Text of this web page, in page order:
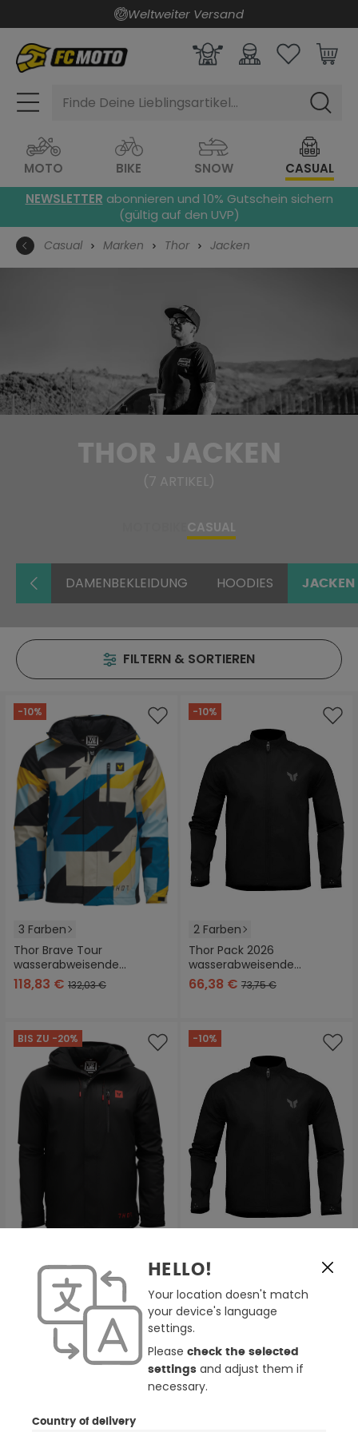
Weltweiter Versand
MOTO BIKE SNOW CASUAL
Finde Deine Lieblingsartikel...
NEWSLETTER abonnieren und 10% Gutschein sichern
(gültig auf den UVP)
Casual Marken Thor Jacken
THOR JACKEN
(7 ARTIKEL)
CASUAL
DAMENBEKLEIDUNG HOODIES JACKEN
FILTERN & SORTIEREN
-10%
3 Farben
Thor Brave Tour
wasserabweisende
Textiljacke
118,83 € 132,03 €
-10%
2 Farben
Thor Pack 2026
wasserabweisende
Textiljacke
66,38 € 73,75 €
BIS ZU -20%
Thor Brave Tour
wasserabweisende
Textiljacke
105,62 €132,03 €
-10%
Thor Pack 2026
wasserabweisende
Textiljacke
66,38 €73,75 €
BIS ZU -20%
HELLO!
Your location doesn't match
your device's language
settings.
Please check the selected
settings and adjust them if
necessary.
Country of delivery